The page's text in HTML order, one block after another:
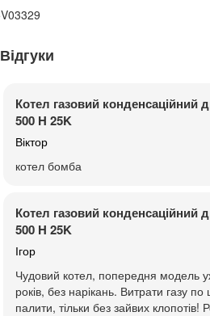
Відгуки
Котел газовий конденсаційний
500 H 25K
Віктор
котел бомба
Котел газовий конденсаційний
500 H 25K
Ігор
Чудовий котел, попередня модель
років, без нарікань. Витрати газу
палити, тільки без зайвих